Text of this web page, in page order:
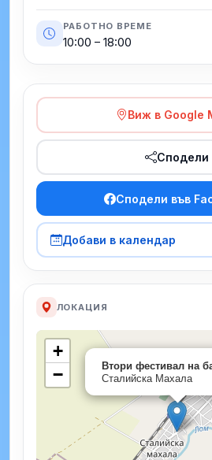
РАБОТНО ВРЕМЕ
10:00 – 18:00
Виж в Google
Сподели
Сподели във
Добави в календар
ЛОКАЦИЯ
Втори фестивал на
Сталийска Махала
+
−